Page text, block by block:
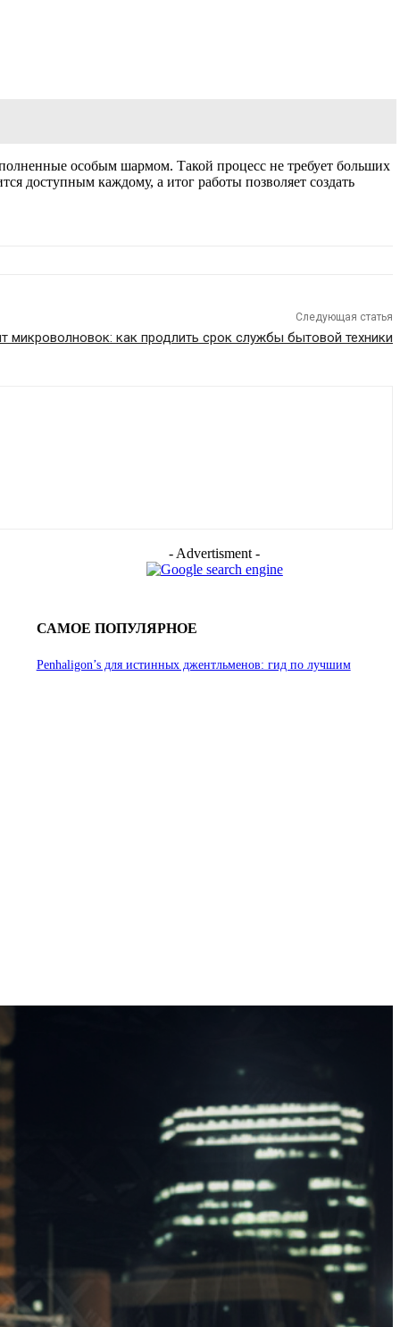
особым шармом. Такой процесс не требует больших
доступным каждому, а итог работы позволяет создать
Следующая статья
микроволновок: как продлить срок службы бытовой техники
- Advertisment -
САМОЕ ПОПУЛЯРНОЕ
Penhaligon’s для истинных джентльменов: гид по лучшим